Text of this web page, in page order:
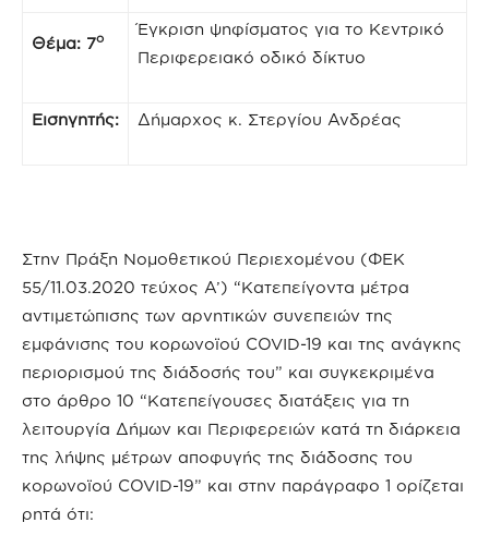
Θέμα: 7ο
Έγκριση ψηφίσματος για το Κεντρικό
Περιφερειακό οδικό δίκτυο
Εισηγητής: Δήμαρχος κ. Στεργίου Ανδρέας
Στην Πράξη Νομοθετικού Περιεχομένου (ΦΕΚ
55/11.03.2020 τεύχος A’) “Κατεπείγοντα μέτρα
αντιμετώπισης των αρνητικών συνεπειών της
εμφάνισης του κορωνοϊού COVID-19 και της ανάγκης
περιορισμού της διάδοσής του” και συγκεκριμένα
στο άρθρο 10 “Κατεπείγουσες διατάξεις για τη
λειτουργία Δήμων και Περιφερειών κατά τη διάρκεια
της λήψης μέτρων αποφυγής της διάδοσης του
κορωνοϊού COVID-19” και στην παράγραφο 1 ορίζεται
ρητά ότι: